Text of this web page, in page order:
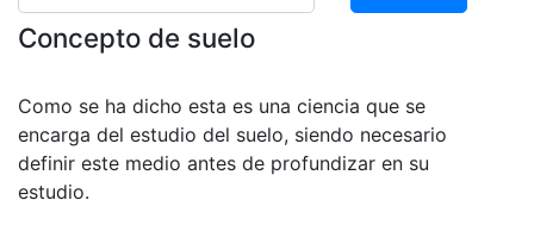
Concepto de suelo
Como se ha dicho esta es una ciencia que se
encarga del estudio del suelo, siendo necesario
definir este medio antes de profundizar en su
estudio.